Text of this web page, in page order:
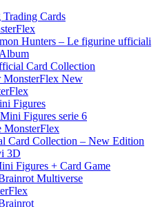
Cards
Hunters – Le figurine ufficiali
Card Collection
MonsterFlex New
Figures
Figures serie 6
MonsterFlex
Card Collection – New Edition
3D
Figures + Card Game
Multiverse